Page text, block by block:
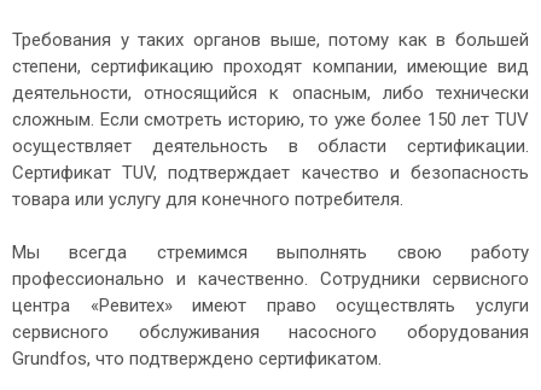
Требования у таких органов выше, потому как в большей
степени, сертификацию проходят компании, имеющие вид
деятельности, относящийся к опасным, либо технически
сложным. Если смотреть историю, то уже более 150 лет TUV
осуществляет деятельность в области сертификации.
Сертификат TUV, подтверждает качество и безопасность
товара или услугу для конечного потребителя.
Мы всегда стремимся выполнять свою работу
профессионально и качественно. Сотрудники сервисного
центра «Ревитех» имеют право осуществлять услуги
сервисного обслуживания насосного оборудования
Grundfos, что подтверждено сертификатом.